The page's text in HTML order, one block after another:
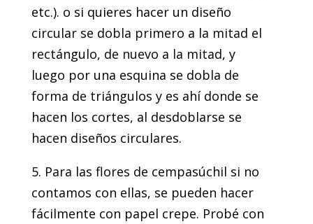
etc.). o si quieres hacer un diseño
circular se dobla primero a la mitad el
rectángulo, de nuevo a la mitad, y
luego por una esquina se dobla de
forma de triángulos y es ahí donde se
hacen los cortes, al desdoblarse se
hacen diseños circulares.
5. Para las flores de cempasúchil si no
contamos con ellas, se pueden hacer
fácilmente con papel crepe. Probé con